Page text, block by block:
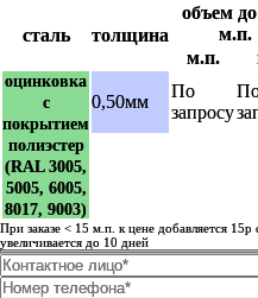
сталь толщина
объем
м.п.
м.п.
оцинковка
с
покрытием
полиэстер
(RAL 3005,
5005, 6005,
8017, 9003)
0,50мм
По
запросу
При заказе < 15 м.п. к цене добавляется 15р
увеличивается до 10 дней